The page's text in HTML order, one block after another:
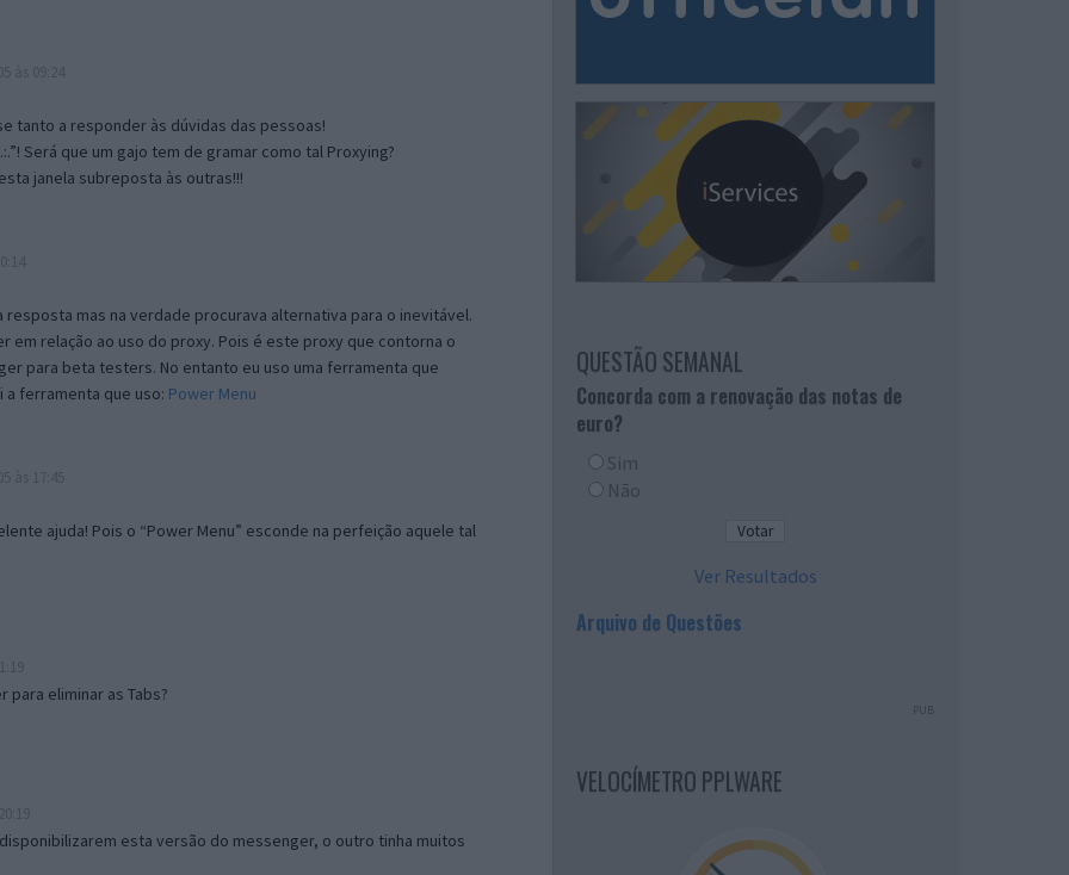
tanto a responder às dúvidas das pessoas!
Será que um gajo tem de gramar como tal Proxying?
janela subreposta às outras!!!
mas na verdade procurava alternativa para o inevitável.
em relação ao uso do proxy. Pois é este proxy que contorna o
para beta testers. No entanto eu uso uma ferramenta que
ferramenta que uso: Power Menu
ajuda! Pois o “Power Menu” esconde na perfeição aquele tal
para eliminar as Tabs?
esta versão do messenger, o outro tinha muitos
QUESTÃO SEMANAL
Concorda com a renovação das notas de
euro?
Sim
Não
Ver Resultados
Arquivo de Questões
PUB
VELOCÍMETRO PPLWARE